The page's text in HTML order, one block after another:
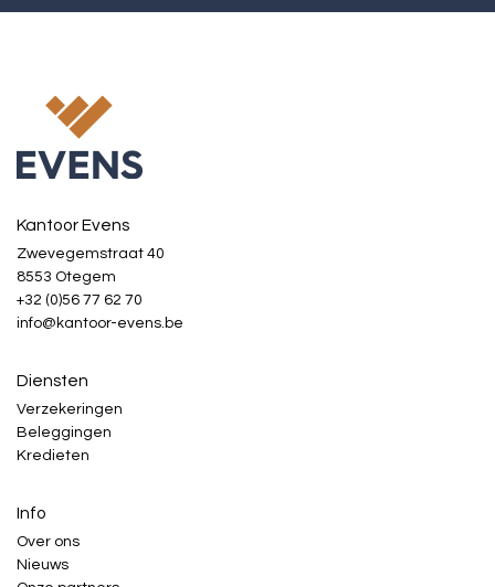
Kantoor Evens
Zwevegemstraat 40
8553 Otegem
+32 (0)56 77 62 70
info@kantoor-evens.be
Diensten
Verzekeringen
Beleggingen
Kredieten
Info
Over ons
Nieuws